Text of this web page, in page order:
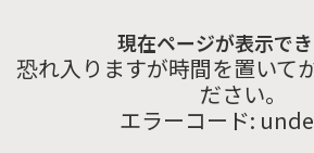
現在ページが表示で
恐れ入りますが時間を置いて
ださい。
エラーコード: